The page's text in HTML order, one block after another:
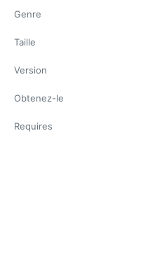
Genre
Taille
Version
Obtenez-le
Requires